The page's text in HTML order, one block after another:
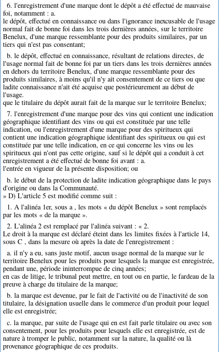
6. l'enregistrement d'une marque dont le dépôt a été effectué de mauvaise
foi, notamment : a.
le dépôt, effectué en connaissance ou dans l'ignorance inexcusable de l'usage
normal fait de bonne foi dans les trois dernières années, sur le territoire
Benelux, d'une marque ressemblante pour des produits similaires, par un
tiers qui n'est pas consentant;
b. le dépôt, effectué en connaissance, résultant de relations directes, de
l'usage normal fait de bonne foi par un tiers dans les trois dernières années
en dehors du territoire Benelux, d'une marque ressemblante pour des
produits similaires, à moins qu'il n'y ait consentement de ce tiers ou que
ladite connaissance n'ait été acquise que postérieurement au début de
l'usage.
que le titulaire du dépôt aurait fait de la marque sur le territoire Benelux;
7. l'enregistrement d'une marque pour des vins qui contient une indication
géographique identifiant des vins ou qui est constituée par une telle
indication, ou l'enregistrement d'une marque pour des spiritueux qui
contient une indication géographique identifiant des spiritueux ou qui est
constituée par une telle indication, en ce qui concerne les vins ou les
spiritueux qui n'ont pas cette origine, sauf si le dépôt qui a conduit à cet
enregistrement a été effectué de bonne foi avant : a.
l'entrée en vigueur de la présente disposition; ou
b. le début de la protection de ladite indication géographique dans le pays
d'origine ou dans la Communauté.
» D) L'article 5 est modifié comme suit :
1. A l'alinéa 1er, sous a , les mots « du dépôt Benelux » sont remplacés
par les mots « de la marque ».
2. L'alinéa 2 est remplacé par l'alinéa suivant : « 2.
Le droit à la marque est déclaré éteint dans les limites fixées à l'article 14,
sous C , dans la mesure où après la date de l'enregistrement :
a. il n'y a eu, sans juste motif, aucun usage normal de la marque sur le
territoire Benelux pour les produits pour lesquels la marque est enregistrée,
pendant une, période ininterrompue de cinq années;
en cas de litige, le tribunal peut mettre, en tout ou en partie, le fardeau de la
preuve à charge du titulaire de la marque;
b. la marque est devenue, par le fait de l'activité ou de l'inactivité de son
titulaire, la désignation usuelle dans le commerce d'un produit pour lequel
elle est enregistrée;
c. la marque, par suite de l'usage qui en est fait parle titulaire ou avec son
consentement, pour les produits pour lesquels elle est enregistrée, est de
nature à tromper le public, notamment sur la nature, la qualité ou là
provenance géographique de ces produits.